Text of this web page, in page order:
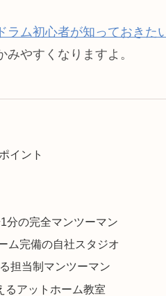
ドラム初心者が知っておきた
やすくなりますよ。
イント
分の完全マンツーマン
ム完備の自社スタジオ
担当制マンツーマン
るアットホーム教室